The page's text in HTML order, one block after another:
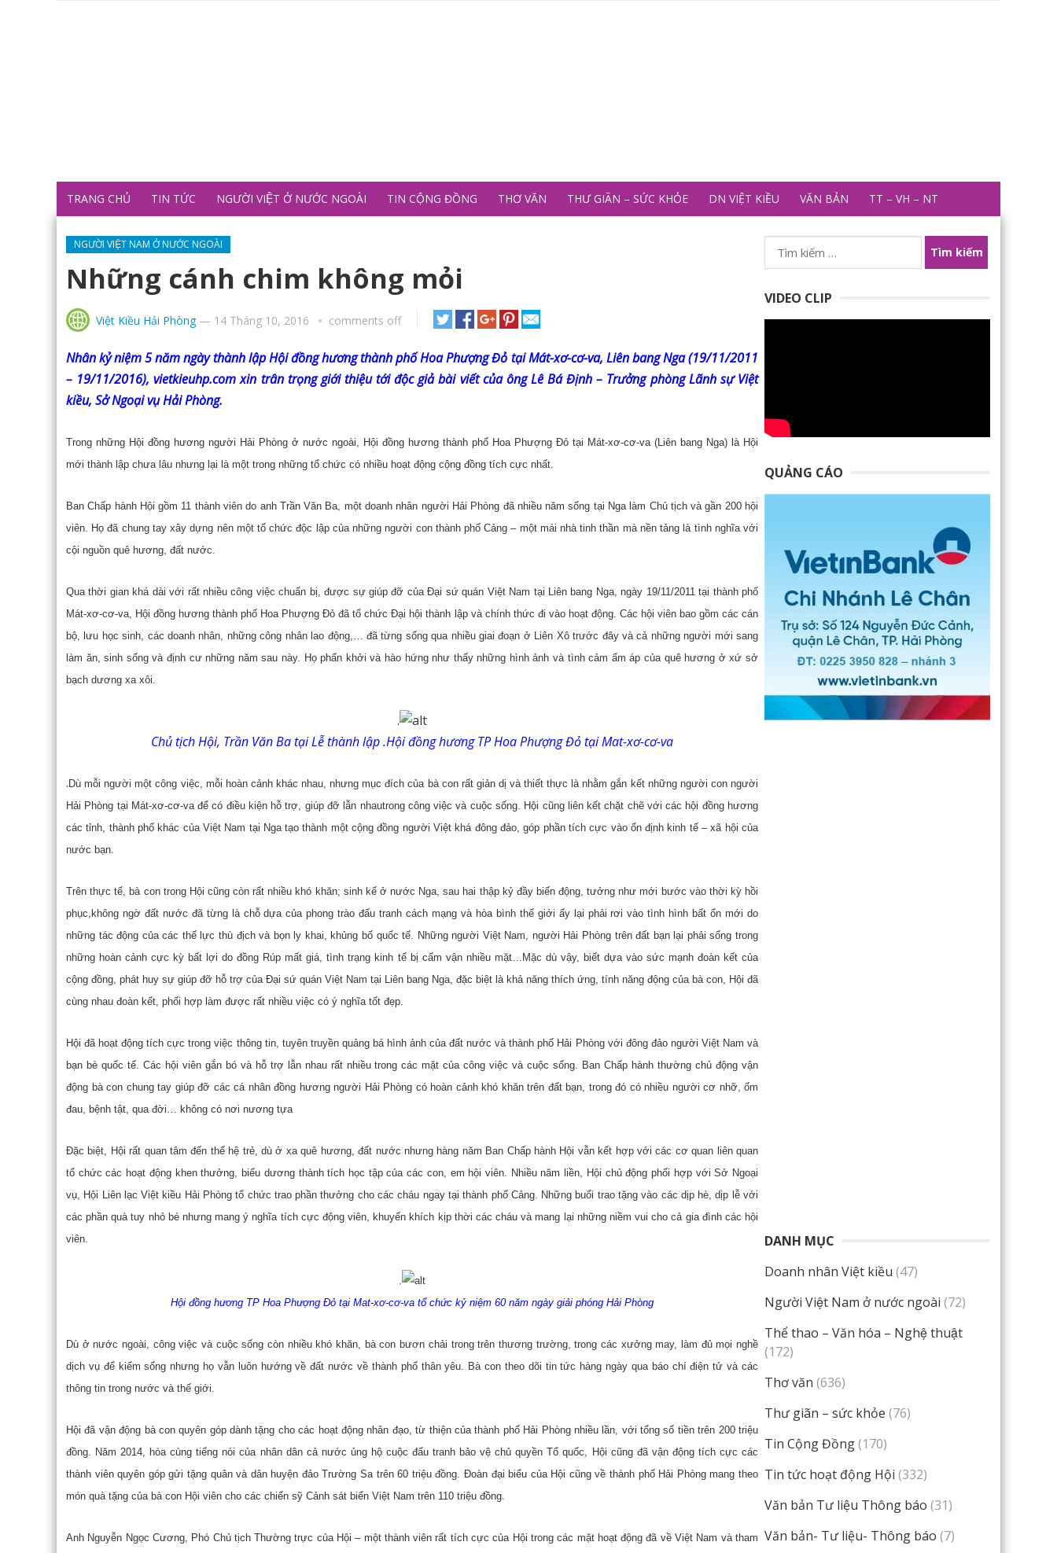
TRANG CHỦ TIN TỨC NGƯỜI VIỆT Ở NƯỚC NGOÀI TIN CỘNG ĐỒNG THƠ VĂN THƯ GIÃN – SỨC KHỎE DN VIỆT KIỀU VĂN BẢN TT – VH – NT
NGƯỜI VIỆT NAM Ở NƯỚC NGOÀI
Những cánh chim không mỏi
Việt Kiều Hải Phòng— 14 Tháng 10, 2016 comments off
Nhân kỷ niệm 5 năm ngày thành lập Hội đồng hương thành phố Hoa Phượng Đỏ tại Mát-xơ-cơ-va, Liên bang Nga (19/11/2011
– 19/11/2016), vietkieuhp.com xin trân trọng giới thiệu tới độc giả bài viết của ông Lê Bá Định – Trưởng phòng Lãnh sự Việt
kiều, Sở Ngoại vụ Hải Phòng.
Trong những Hội đồng hương người Hải Phòng ở nước ngoài, Hội đồng hương thành phố Hoa Phượng Đỏ tại Mát-xơ-cơ-va (Liên bang Nga) là Hội
mới thành lập chưa lâu nhưng lại là một trong những tổ chức có nhiều hoạt động cộng đồng tích cực nhất.
Ban Chấp hành Hội gồm 11 thành viên do anh Trần Văn Ba, một doanh nhân người Hải Phòng đã nhiều năm sống tại Nga làm Chủ tịch và gần 200 hội
viên. Họ đã chung tay xây dựng nên một tổ chức độc lập của những người con thành phố Cảng – một mái nhà tinh thần mà nền tảng là tình nghĩa với
cội nguồn quê hương, đất nước.
Qua thời gian khá dài với rất nhiều công việc chuẩn bị, được sự giúp đỡ của Đại sứ quán Việt Nam tại Liên bang Nga, ngày 19/11/2011 tại thành phố
Mát-xơ-cơ-va, Hội đồng hương thành phố Hoa Phượng Đỏ đã tổ chức Đại hội thành lập và chính thức đi vào hoạt động. Các hội viên bao gồm các cán
bộ, lưu học sinh, các doanh nhân, những công nhân lao động,… đã từng sống qua nhiều giai đoạn ở Liên Xô trước đây và cả những người mới sang
làm ăn, sinh sống và định cư những năm sau này. Họ phấn khởi và hào hứng như thấy những hình ảnh và tình cảm ấm áp của quê hương ở xứ sở
bạch dương xa xôi.
.
Chủ tịch Hội, Trần Văn Ba tại Lễ thành lập .Hội đồng hương TP Hoa Phượng Đỏ tại Mat-xơ-cơ-va
. Dù mỗi người một công việc, mỗi hoàn cảnh khác nhau, nhưng mục đích của bà con rất giản dị và thiết thực là nhằm gắn kết những người con người
Hải Phòng tại Mát-xơ-cơ-va để có điều kiện hỗ trợ, giúp đỡ lẫn nhautrong công việc và cuộc sống. Hội cũng liên kết chặt chẽ với các hội đồng hương
các tỉnh, thành phố khác của Việt Nam tại Nga tạo thành một cộng đồng người Việt khá đông đảo, góp phần tích cực vào ổn định kinh tế – xã hội của
nước bạn.
Trên thực tế, bà con trong Hội cũng còn rất nhiều khó khăn; sinh kế ở nước Nga, sau hai thập kỷ đầy biến động, tưởng như mới bước vào thời kỳ hồi
phục,không ngờ đất nước đã từng là chỗ dựa của phong trào đấu tranh cách mạng và hòa bình thế giới ấy lại phải rơi vào tình hình bất ổn mới do
những tác động của các thế lực thù địch và bọn ly khai, khủng bố quốc tế. Những người Việt Nam, người Hải Phòng trên đất bạn lại phải sống trong
những hoàn cảnh cực kỳ bất lợi do đồng Rúp mất giá, tình trạng kinh tế bị cấm vận nhiều mặt…Mặc dù vậy, biết dựa vào sức mạnh đoàn kết của
cộng đồng, phát huy sự giúp đỡ hỗ trợ của Đại sứ quán Việt Nam tại Liên bang Nga, đặc biệt là khả năng thích ứng, tính năng động của bà con, Hội đã
cùng nhau đoàn kết, phối hợp làm được rất nhiều việc có ý nghĩa tốt đẹp.
Hội đã hoạt động tích cực trong việc thông tin, tuyên truyền quảng bá hình ảnh của đất nước và thành phố Hải Phòng với đông đảo người Việt Nam và
bạn bè quốc tế. Các hội viên gắn bó và hỗ trợ lẫn nhau rất nhiều trong các mặt của công việc và cuộc sống. Ban Chấp hành thường chủ động vận
động bà con chung tay giúp đỡ các cá nhân đồng hương người Hải Phòng có hoàn cảnh khó khăn trên đất bạn, trong đó có nhiều người cơ nhỡ, ốm
đau, bệnh tật, qua đời… không có nơi nương tựa
Đặc biệt, Hội rất quan tâm đến thế hệ trẻ, dù ở xa quê hương, đất nước nhưng hàng năm Ban Chấp hành Hội vẫn kết hợp với các cơ quan liên quan
tổ chức các hoạt động khen thưởng, biểu dương thành tích học tập của các con, em hội viên. Nhiều năm liền, Hội chủ động phối hợp với Sở Ngoại
vụ, Hội Liên lạc Việt kiều Hải Phòng tổ chức trao phần thưởng cho các cháu ngay tại thành phố Cảng. Những buổi trao tặng vào các dịp hè, dịp lễ với
các phần quà tuy nhỏ bé nhưng mang ý nghĩa tích cực động viên, khuyến khích kịp thời các cháu và mang lại những niềm vui cho cả gia đình các hội
viên.
.
Hội đồng hương TP Hoa Phượng Đỏ tại Mat-xơ-cơ-va tổ chức kỷ niệm 60 năm ngày giải phóng Hải Phòng
Dù ở nước ngoài, công việc và cuộc sống còn nhiều khó khăn, bà con bươn chải trong trên thương trường, trong các xưởng may, làm đủ mọi nghề
dịch vụ để kiếm sống nhưng họ vẫn luôn hướng về đất nước về thành phố thân yêu. Bà con theo dõi tin tức hàng ngày qua báo chí điện tử và các
thông tin trong nước và thế giới.
Hội đã vận động bà con quyên góp dành tặng cho các hoạt động nhân đạo, từ thiện của thành phố Hải Phòng nhiều lần, với tổng số tiền trên 200 triệu
đồng. Năm 2014, hòa cùng tiếng nói của nhân dân cả nước ủng hộ cuộc đấu tranh bảo vệ chủ quyền Tổ quốc, Hội cũng đã vận động tích cực các
thành viên quyên góp gửi tặng quân và dân huyện đảo Trường Sa trên 60 triệu đồng. Đoàn đại biểu của Hội cũng về thành phố Hải Phòng mang theo
món quà tặng của bà con Hội viên cho các chiến sỹ Cảnh sát biển Việt Nam trên 110 triệu đồng.
Anh Nguyễn Ngọc Cương, Phó Chủ tịch Thường trực của Hội – một thành viên rất tích cực của Hội trong các mặt hoạt động đã về Việt Nam và tham
Tìm
kiếm
VIDEO CLIP
QUẢNG CÁO
DANH MỤC
Doanh nhân Việt kiều (47)
Người Việt Nam ở nước ngoài (72)
Thể thao – Văn hóa – Nghệ thuật
(172)
Thơ văn (636)
Thư giãn – sức khỏe (76)
Tin Cộng Đồng(170)
Tin tức hoạt động Hội (332)
Văn bản Tư liệu Thông báo (31)
Văn bản- Tư liệu- Thông báo (7)